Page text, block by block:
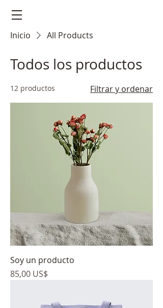
Inicio All Products
Todos los productos
12 productos Filtrar y ordenar
Soy un producto
Precio
85,00 US$